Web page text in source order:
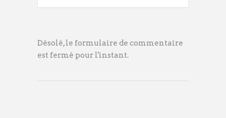
Désolé, le formulaire de commentaire
est fermé pour l'instant.